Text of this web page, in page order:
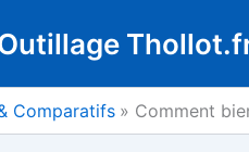
Comparatifs Comment